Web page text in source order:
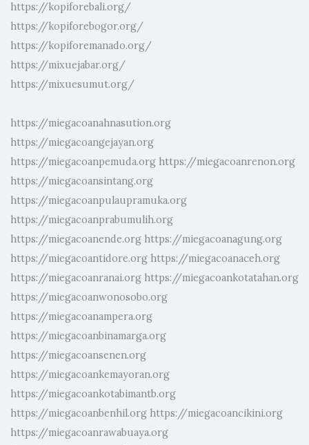
https://kopiforebali.org/
https://kopiforebogor.org/
https://kopiforemanado.org/
https://mixuejabar.org/
https://mixuesumut.org/
https://miegacoanahnasution.org
https://miegacoangejayan.org
https://miegacoanpemuda.org https://miegacoanrenon.org
https://miegacoansintang.org
https://miegacoanpulaupramuka.org
https://miegacoanprabumulih.org
https://miegacoanende.org https://miegacoanagung.org
https://miegacoantidore.org https://miegacoanaceh.org
https://miegacoanranai.org https://miegacoankotatahan.org
https://miegacoanwonosobo.org
https://miegacoanampera.org
https://miegacoanbinamarga.org
https://miegacoansenen.org
https://miegacoankemayoran.org
https://miegacoankotabimantb.org
https://miegacoanbenhil.org https://miegacoancikini.org
https://miegacoanrawabuaya.org